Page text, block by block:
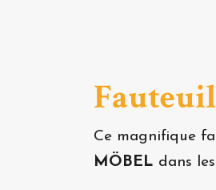
Ce magnifique
MÖBEL dans